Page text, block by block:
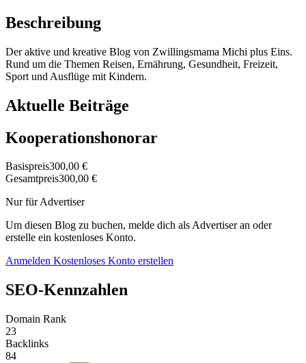
Beschreibung
Der aktive und kreative Blog von Zwillingsmama Michi plus Eins.
Rund um die Themen Reisen, Ernährung, Gesundheit, Freizeit,
Sport und Ausflüge mit Kindern.
Aktuelle Beiträge
Kooperationshonorar
Basispreis300,00 €
Gesamtpreis300,00 €
Nur für Advertiser
Um diesen Blog zu buchen, melde dich als Advertiser an oder
erstelle ein kostenloses Konto.
Anmelden Kostenloses Konto erstellen
SEO-Kennzahlen
Domain Rank
23
Backlinks
84